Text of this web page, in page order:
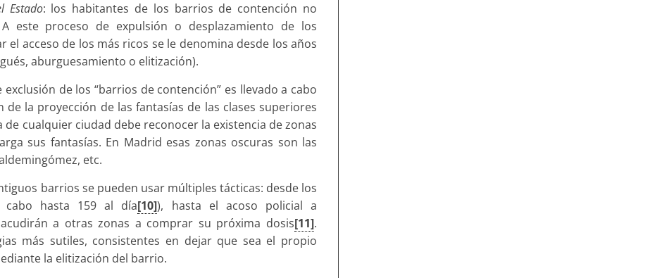
Estado: los habitantes de los barrios de contención no
este proceso de expulsión o desplazamiento de los
acceso de los más ricos se le denomina desde los años
aburguesamiento o elitización).
de los “barrios de contención” es llevado a cabo
la proyección de las fantasías de las clases superiores
cualquier ciudad debe reconocer la existencia de zonas
sus fantasías. En Madrid esas zonas oscuras son las
etc.
barrios se pueden usar múltiples tácticas: desde los
cabo hasta 159 al día[10]), hasta el acoso policial a
a otras zonas a comprar su próxima dosis[11].
más sutiles, consistentes en dejar que sea el propio
la elitización del barrio.